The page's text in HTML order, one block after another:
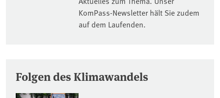
KomPass-Newsletter hält Sie zudem
auf dem Laufenden.
Folgen des Klimawandels